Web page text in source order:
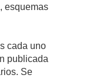
esquemas
cada uno
publicada
Se